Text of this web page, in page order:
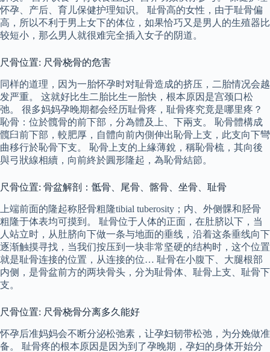
怀孕、产后、育儿保健护理知识。 耻骨高的女性，由于耻骨偏
高，所以不利于男上女下的体位，如果恰巧又是男人的生殖器比
较短小，那么男人就很难完全插入女子的阴道。
尺骨位置: 尺骨桡骨的危害
同样的道理，因为一胎怀孕时对耻骨造成的挤压，二胎情况会越
发严重。 这就好比生二胎比生一胎快，根本原因是宫颈口松
弛。 很多妈妈孕晚期都会经历耻骨疼，耻骨疼究竟是哪里疼？
恥骨：位於髖骨的前下部，分為體及上、下兩支。 恥骨體構成
髖臼前下部，較肥厚，自體向前內側伸出恥骨上支，此支向下彎
曲移行於恥骨下支。 恥骨上支的上緣薄銳，稱恥骨梳，其向後
與弓狀線相續，向前終於圓形隆起，為恥骨結節。
尺骨位置: 骨盆解剖：骶骨、尾骨、髂骨、坐骨、耻骨
上端前面的隆起称胫骨粗隆tibial tuberosity；内、外侧髁和胫骨
粗隆于体表均可摸到。 耻骨位于人体的正面，在肚脐以下，当
人站立时，从肚脐向下做一条与地面的垂线，沿着这条垂线向下
逐渐触摸寻找，当我们按压到一块非常坚硬的结构时，这个位置
就是耻骨连接的位置，从连接的位… 耻骨在小腹下、大腿根部
内侧，是骨盆前方的两块骨头，分为耻骨体、耻骨上支、耻骨下
支。
尺骨位置: 尺骨桡骨分离多久能好
怀孕后准妈妈会不断分泌松弛素，让孕妇韧带松弛，为分娩做准
备。 耻骨疼的根本原因是因为到了孕晚期，孕妇的身体开始分